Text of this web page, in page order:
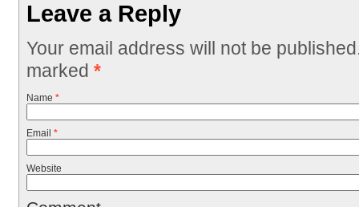
Leave a Reply
Your email address will not be
marked *
Name *
Email *
Website